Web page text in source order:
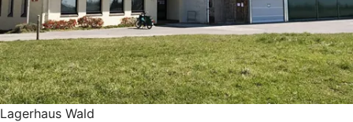
Lagerhaus Wald